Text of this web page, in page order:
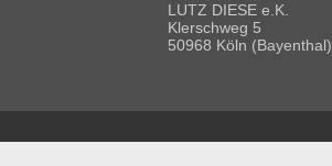
LUTZ DIESE e.K.
Klerschweg 5
50968 Köln (Bayenthal)